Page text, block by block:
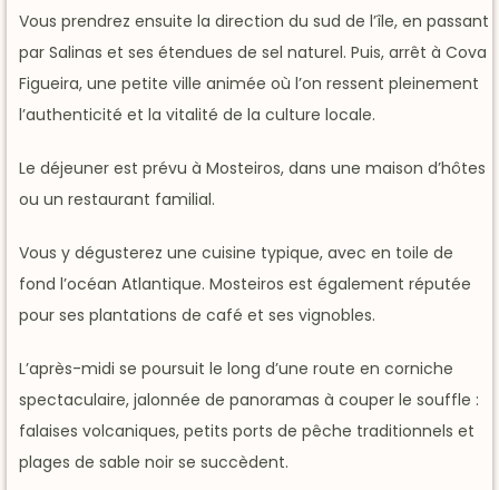
Vous prendrez ensuite la direction du sud de l’île, en passant
par Salinas et ses étendues de sel naturel. Puis, arrêt à Cova
Figueira, une petite ville animée où l’on ressent pleinement
l’authenticité et la vitalité de la culture locale.
Le déjeuner est prévu à Mosteiros, dans une maison d’hôtes
ou un restaurant familial.
Vous y dégusterez une cuisine typique, avec en toile de
fond l’océan Atlantique. Mosteiros est également réputée
pour ses plantations de café et ses vignobles.
L’après-midi se poursuit le long d’une route en corniche
spectaculaire, jalonnée de panoramas à couper le souffle :
falaises volcaniques, petits ports de pêche traditionnels et
plages de sable noir se succèdent.